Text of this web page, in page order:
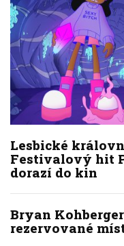
Lesbické
Festivalový hit
dorazí do kin
Bryan
rezervované